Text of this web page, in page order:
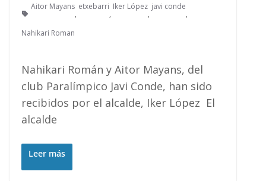
Aitor Mayans
,
etxebarri
,
Iker López
,
javi conde
,
Nahikari Roman
Nahikari Román y Aitor Mayans, del
club Paralímpico Javi Conde, han sido
recibidos por el alcalde, Iker López El
alcalde
Leer más